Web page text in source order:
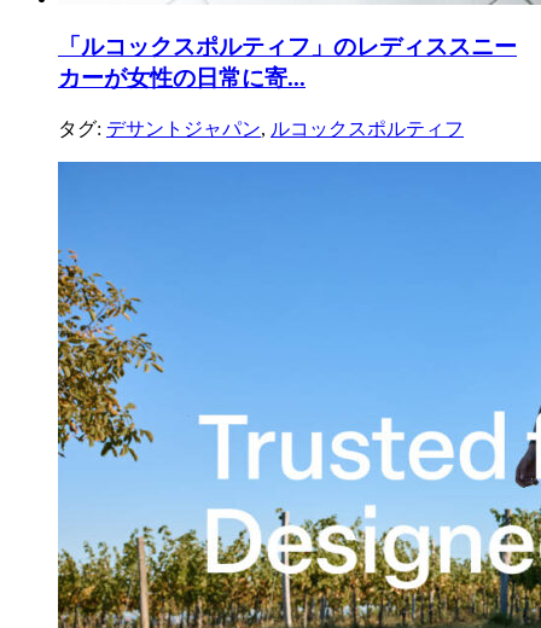
「ルコックスポルティフ」のレディススニー
カーが女性の日常に寄...
タグ: デサントジャパン, ルコックスポルティフ